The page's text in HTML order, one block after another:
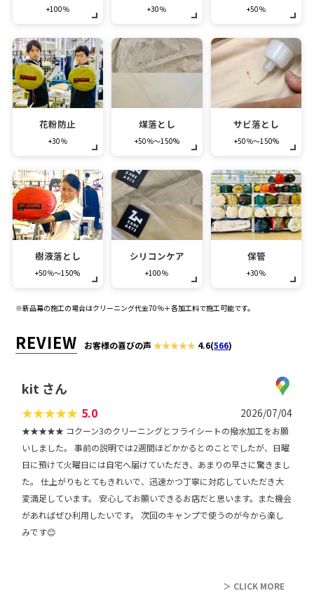
+100％ +30％ +50％
花粉防止
+30％
煤落とし
+50％～150%
サビ落とし
+50％～150%
樹液落とし
+50％～150%
シリコンケア
+100％
保管
+30％
※新品幕の施工の場合はクリーニング代金70％＋各加工料で施工可能です。
REVIEW お客様の喜びの声 4.6(566)
kit さん
★★★★★ 5.0 2026/07/04
★★★★★ コクーン3のクリーニングとフライシートの撥水加工をお願
いしました。 事前の説明では2週間ほどかかるとのことでしたが、日曜
日に預けて火曜日には自宅へ届けていただき、あまりの早さに驚きまし
た。 仕上がりもとてもきれいで、迅速かつ丁寧に対応していただき大
変満足しています。 安心してお願いできるお店だと思います。また機会
があればぜひ利用したいです。 次回のキャンプで使うのが今から楽し
みです😊
＞ CLICK MORE